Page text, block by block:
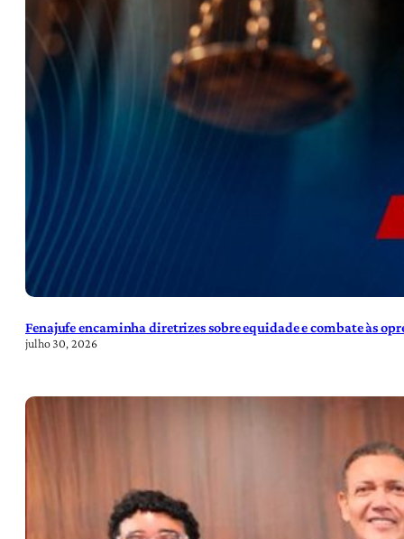
Fenajufe encaminha diretrizes sobre equidade e combate às
julho 30, 2026